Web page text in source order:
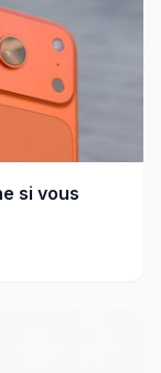
si vous